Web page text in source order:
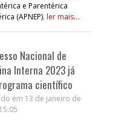
e Parentérica
(APNEP). ler mais...
Nacional de
Interna 2023 já
científico
em 13 de janeiro de